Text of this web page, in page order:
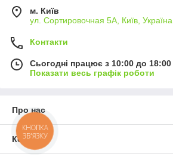
м. Київ
ул. Сортировочная 5А, Київ, Україна
Контакти
Сьогодні працює з 10:00 до 18:00
Показати весь графік роботи
Про нас
Контакти
КНОПКА
ЗВ'ЯЗКУ